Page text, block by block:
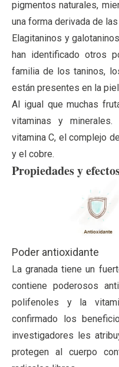
pigmentos naturales,
una forma derivada de
Elagitaninos y
han identificado otros
familia de los taninos,
están presentes en la
Al igual que muchas
vitaminas y
vitamina C, el complejo
y el cobre.
Propiedades y
Poder antioxidante
La granada tiene un
contiene poderosos
polifenoles y la
confirmado los
investigadores les
protegen al cuerpo